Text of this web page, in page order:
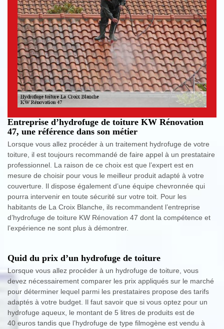
Entreprise d’hydrofuge de toiture KW Rénovation
47, une référence dans son métier
Lorsque vous allez procéder à un traitement hydrofuge de votre
toiture, il est toujours recommandé de faire appel à un prestataire
professionnel. La raison de ce choix est que l’expert est en
mesure de choisir pour vous le meilleur produit adapté à votre
couverture. Il dispose également d’une équipe chevronnée qui
pourra intervenir en toute sécurité sur votre toit. Pour les
habitants de La Croix Blanche, ils recommandent l’entreprise
d’hydrofuge de toiture KW Rénovation 47 dont la compétence et
l’expérience ne sont plus à démontrer.
Quid du prix d’un hydrofuge de toiture
Lorsque vous allez procéder à un hydrofuge de toiture, vous
devez nécessairement comparer les prix appliqués sur le marché
pour déterminer lequel parmi les prestataires propose des tarifs
adaptés à votre budget. Il faut savoir que si vous optez pour un
hydrofuge aqueux, le montant de 5 litres de produits est de
40 euros tandis que l’hydrofuge de type filmogène est vendu à